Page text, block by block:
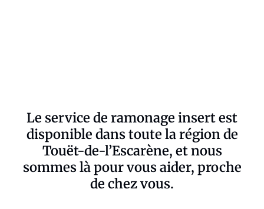
Le service de ramonage insert est
disponible dans toute la région de
Touët-de-l’Escarène, et nous
sommes là pour vous aider, proche
de chez vous.